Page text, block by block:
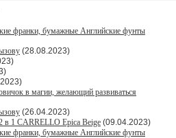
франки, бумажные Английские фунты
(28.08.2023)
в магии, желающий развиваться
(26.04.2023)
в 1 CARRELLO Epica Beige (09.04.2023)
франки, бумажные Английские фунты